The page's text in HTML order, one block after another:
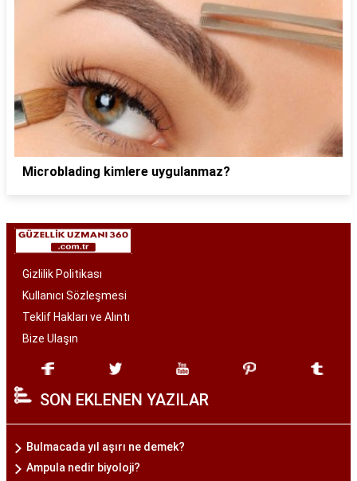
Microblading kimlere uygulanmaz?
Gizlilik Politikası
Kullanıcı Sözleşmesi
Teklif Hakları ve Alıntı
Bize Ulaşın
SON EKLENEN YAZILAR
Bulmacada yıl aşırı ne demek?
Ampula nedir biyoloji?